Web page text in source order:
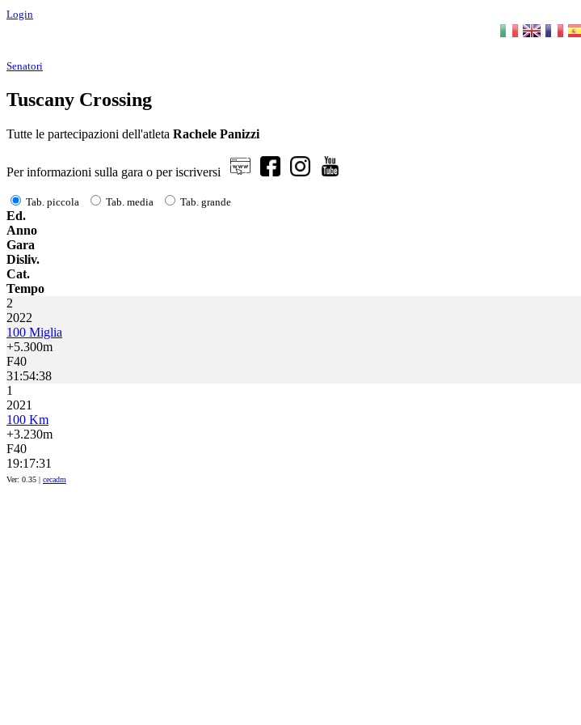
Login
Senatori
Tuscany Crossing
Tutte le partecipazioni dell'atleta Rachele Panizzi
Per informazioni sulla gara o per iscriversi
Tab. piccola Tab. media Tab. grande
Ed.
Anno
Gara
Disliv.
Cat.
Tempo
2
2022
100 Miglia
+5.300m
F40
31:54:38
1
2021
100 Km
+3.230m
F40
19:17:31
Ver: 0.35 | cecadm